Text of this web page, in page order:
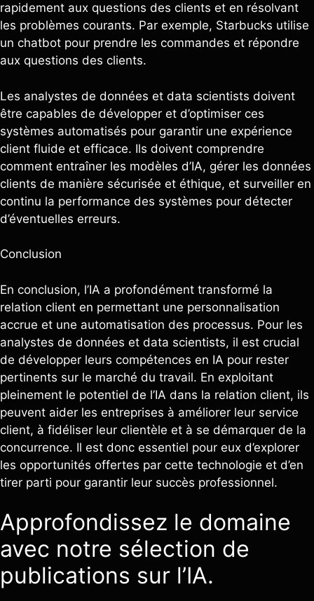
rapidement aux questions des clients et en résolvant
les problèmes courants. Par exemple, Starbucks utilise
un chatbot pour prendre les commandes et répondre
aux questions des clients.
Les analystes de données et data scientists doivent
être capables de développer et d’optimiser ces
systèmes automatisés pour garantir une expérience
client fluide et efficace. Ils doivent comprendre
comment entraîner les modèles d’IA, gérer les données
clients de manière sécurisée et éthique, et surveiller en
continu la performance des systèmes pour détecter
d’éventuelles erreurs.
Conclusion
En conclusion, l’IA a profondément transformé la
relation client en permettant une personnalisation
accrue et une automatisation des processus. Pour les
analystes de données et data scientists, il est crucial
de développer leurs compétences en IA pour rester
pertinents sur le marché du travail. En exploitant
pleinement le potentiel de l’IA dans la relation client, ils
peuvent aider les entreprises à améliorer leur service
client, à fidéliser leur clientèle et à se démarquer de la
concurrence. Il est donc essentiel pour eux d’explorer
les opportunités offertes par cette technologie et d’en
tirer parti pour garantir leur succès professionnel.
Approfondissez le domaine
avec notre sélection de
publications sur l’IA.